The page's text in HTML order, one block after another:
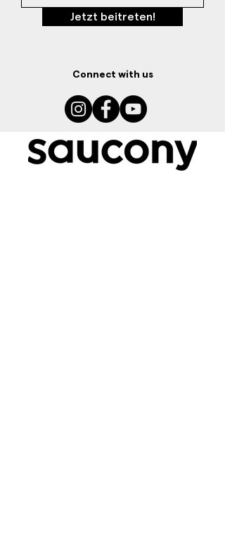
Jetzt beitreten!
Connect with us